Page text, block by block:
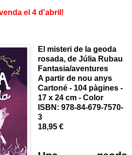
el 4 d'abril!
El misteri de la geoda
rosada, de Júlia Rubau
Fantasia/aventures
A partir de nou anys
Cartoné - 104 pàgines -
17 x 24 cm - Color
ISBN: 978-84-679-7570-
3
18,95 €